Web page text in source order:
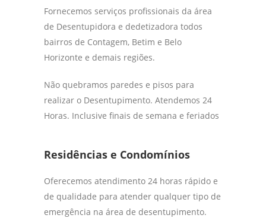
Fornecemos serviços profissionais da área
de Desentupidora e dedetizadora todos
bairros de Contagem, Betim e Belo
Horizonte e demais regiões.
Não quebramos paredes e pisos para
realizar o Desentupimento. Atendemos 24
Horas. Inclusive finais de semana e feriados
Residências e Condomínios
Oferecemos atendimento 24 horas rápido e
de qualidade para atender qualquer tipo de
emergência na área de desentupimento.